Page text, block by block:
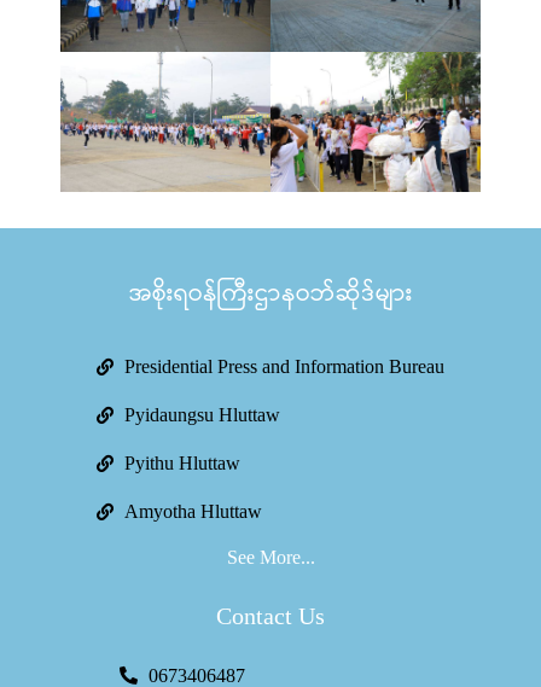
အစိုးရဝန်ကြီးဌာနဝဘ်ဆိုဒ်များ
Presidential Press and Information Bureau
Pyidaungsu Hluttaw
Pyithu Hluttaw
Amyotha Hluttaw
See More...
Contact Us
0673406487